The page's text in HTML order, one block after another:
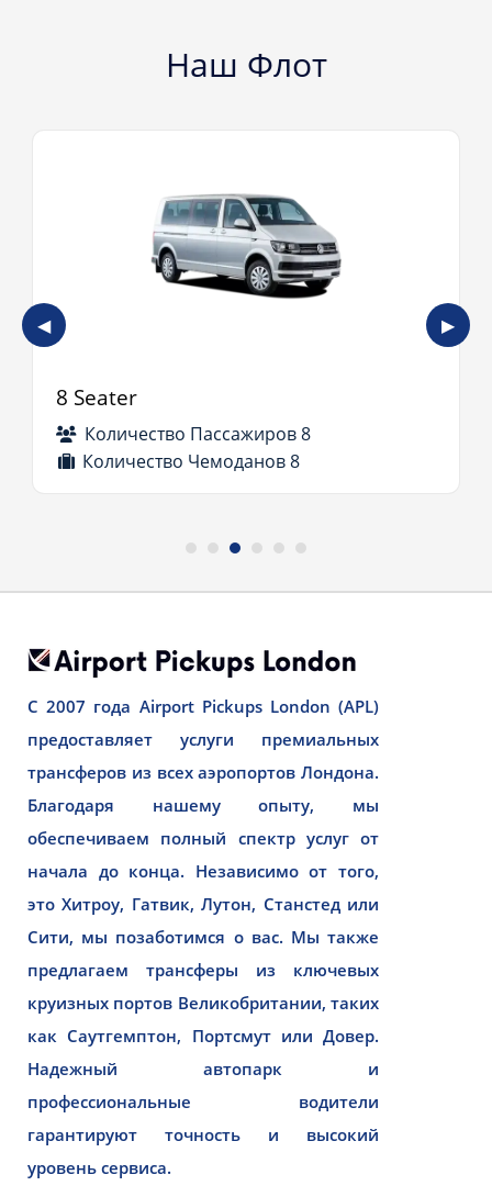
Наш Флот
◀
8 Seater
Количество Пассажиров 8
Количество Чемоданов 8
▶
С 2007 года Airport Pickups London (APL)
предоставляет услуги премиальных
трансферов из всех аэропортов Лондона.
Благодаря нашему опыту, мы
обеспечиваем полный спектр услуг от
начала до конца. Независимо от того,
это Хитроу, Гатвик, Лутон, Станстед или
Сити, мы позаботимся о вас. Мы также
предлагаем трансферы из ключевых
круизных портов Великобритании, таких
как Саутгемптон, Портсмут или Довер.
Надежный автопарк и
профессиональные водители
гарантируют точность и высокий
уровень сервиса.